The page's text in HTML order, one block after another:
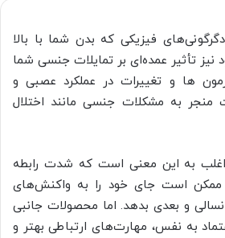
فیزیکی که بدن شما با بالا
تأثیر عمده‌ای بر تمایلات جنسی شما
ها و تغییرات در عملکرد عصبی و
به مشکلات جنسی مانند اختلال
اغلب به این معنی است که شدت رابطه
ممکن است جای خود را به واکنش‌های
و بعدی بدهد. اما محصولات جانبی
به نفس، مهارت‌های ارتباطی بهتر و